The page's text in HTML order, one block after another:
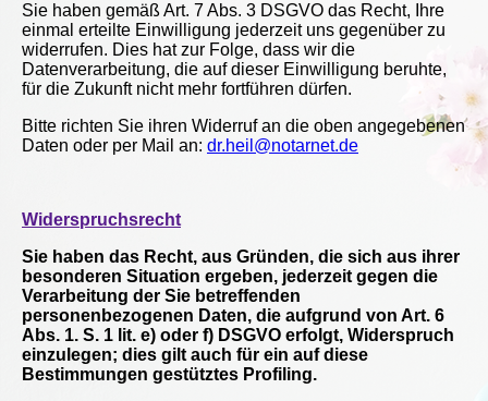
Sie haben gemäß Art. 7 Abs. 3 DSGVO das Recht, Ihre
einmal erteilte Einwilligung jederzeit uns gegenüber zu
widerrufen. Dies hat zur Folge, dass wir die
Datenverarbeitung, die auf dieser Einwilligung beruhte,
für die Zukunft nicht mehr fortführen dürfen.
Bitte richten Sie ihren Widerruf an die oben angegebenen
Daten oder per Mail an: dr.heil@notarnet.de
Widerspruchsrecht
Sie haben das Recht, aus Gründen, die sich aus ihrer
besonderen Situation ergeben, jederzeit gegen die
Verarbeitung der Sie betreffenden
personenbezogenen Daten, die aufgrund von Art. 6
Abs. 1. S. 1 lit. e) oder f) DSGVO erfolgt, Widerspruch
einzulegen; dies gilt auch für ein auf diese
Bestimmungen gestütztes Profiling.